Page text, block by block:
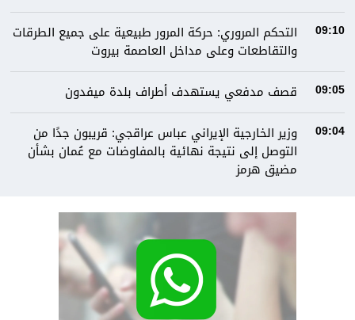
09:10
التحكم المروري: ‏⁧‫حركة المرور‬⁩ طبيعية على جميع الطرقات
والتقاطعات وعلى مداخل العاصمة ⁧‫بيروت
09:05 قصف مدفعي يستهدف أطراف بلدة ميفدون
09:04
وزير الخارجية الإيراني عباس عراقجي: قريبون جدًا من
التوصل إلى نتيجة نهائية بالمفاوضات مع عُمان بشأن
مضيق هرمز